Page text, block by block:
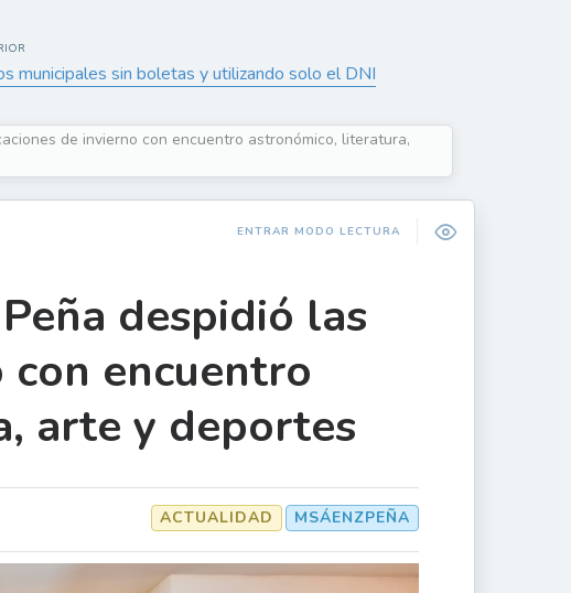
municipales sin boletas y utilizando solo el DNI
de invierno con encuentro astronómico, literatura,
ENTRAR MODO LECTURA
despidió las
con encuentro
arte y deportes
MSÁENZPEÑA
ACTUALIDAD